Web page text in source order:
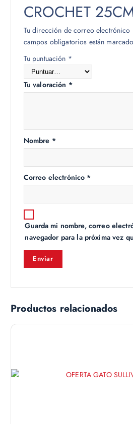
CROCHET
Tu dirección de correo electrónico
campos obligatorios están
Tu puntuación *
Tu valoración *
Nombre *
Correo electrónico *
Guarda mi nombre, correo
navegador para la próxima vez
Productos relacionados